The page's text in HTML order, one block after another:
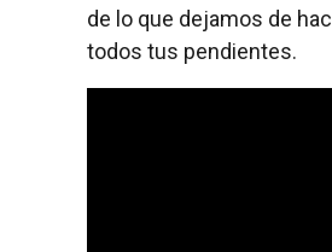
de lo que dejamos de
todos tus pendientes.